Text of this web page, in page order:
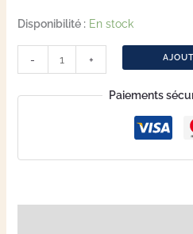
Disponibilité : En stock
- +
Paiements